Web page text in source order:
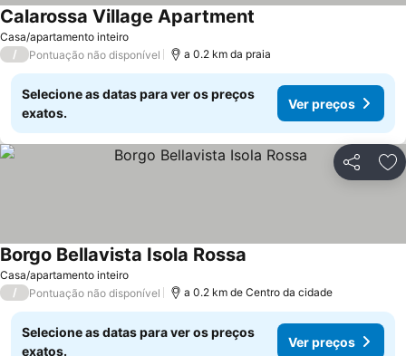
Casa/apartamento inteiro
Calarossa Village Apartment
/ Pontuação não disponível a 0.2 km da praia
Selecione as datas para ver os preços
exatos.
Ver preços
Partilhar
Casa/apartamento inteiro
Borgo Bellavista Isola Rossa
/ Pontuação não disponível a 0.2 km de Centro da cidade
Selecione as datas para ver os preços
exatos.
Ver preços